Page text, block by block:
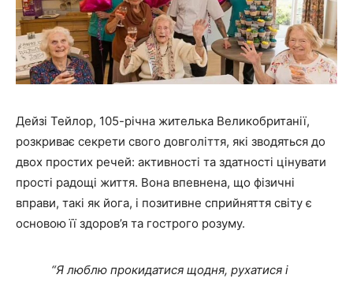
Дейзі Тейлор, 105-річна жителька Великобританії,
розкриває секрети свого довголіття, які зводяться до
двох простих речей: активності та здатності цінувати
прості радощі життя. Вона впевнена, що фізичні
вправи, такі як йога, і позитивне сприйняття світу є
основою її здоров’я та гострого розуму.
“Я люблю прокидатися щодня, рухатися і